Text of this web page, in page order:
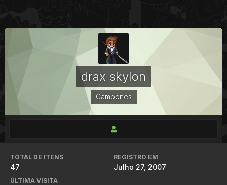
drax skylon
Campones
TOTAL DE ITENS
47
REGISTRO EM
Julho 27, 2007
ÚLTIMA VISITA